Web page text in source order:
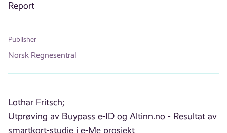
Report
Publisher
Norsk Regnesentral
Lothar Fritsch;
Utprøving av Buypass e-ID og Altinn.no - Resultat av
smartkort-studie i e-Me prosjekt